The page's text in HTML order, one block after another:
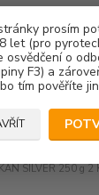
prosím
let (pro
osvědčení o
F3) a
tím pověříte
SILVER 250 g 2